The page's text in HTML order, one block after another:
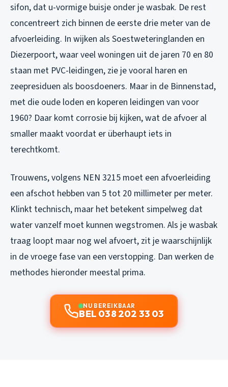
sifon, dat u-vormige buisje onder je wasbak. De rest
concentreert zich binnen de eerste drie meter van de
afvoerleiding. In wijken als Soestweteringlanden en
Diezerpoort, waar veel woningen uit de jaren 70 en 80
staan met PVC-leidingen, zie je vooral haren en
zeepresiduen als boosdoeners. Maar in de Binnenstad,
met die oude loden en koperen leidingen van voor
1960? Daar komt corrosie bij kijken, wat de afvoer al
smaller maakt voordat er überhaupt iets in
terechtkomt.
Trouwens, volgens NEN 3215 moet een afvoerleiding
een afschot hebben van 5 tot 20 millimeter per meter.
Klinkt technisch, maar het betekent simpelweg dat
water vanzelf moet kunnen wegstromen. Als je wasbak
traag loopt maar nog wel afvoert, zit je waarschijnlijk
in de vroege fase van een verstopping. Dan werken de
methodes hieronder meestal prima.
NU BEREIKBAAR
BEL 038 202 33 03